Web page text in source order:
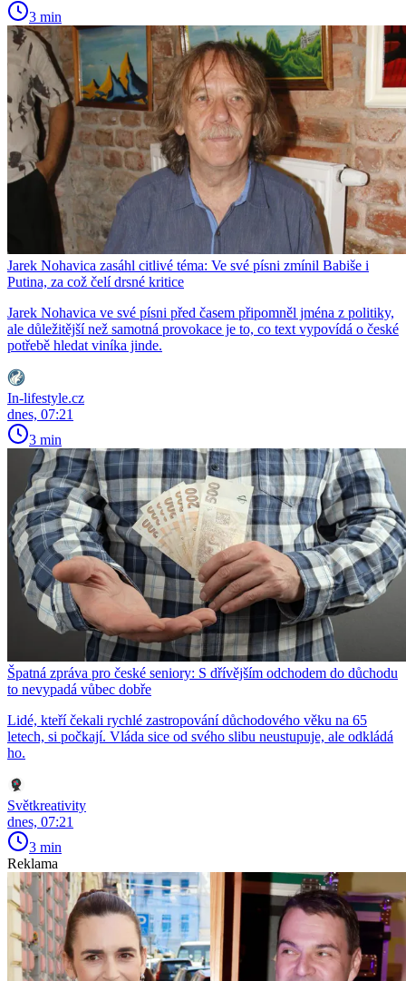
3 min
Jarek Nohavica zasáhl citlivé téma: Ve své písni zmínil Babiše i
Putina, za což čelí drsné kritice
Jarek Nohavica ve své písni před časem připomněl jména z politiky,
ale důležitější než samotná provokace je to, co text vypovídá o české
potřebě hledat viníka jinde.
In-lifestyle.cz
dnes, 07:21
3 min
Špatná zpráva pro české seniory: S dřívějším odchodem do důchodu
to nevypadá vůbec dobře
Lidé, kteří čekali rychlé zastropování důchodového věku na 65
letech, si počkají. Vláda sice od svého slibu neustupuje, ale odkládá
ho.
Světkreativity
dnes, 07:21
3 min
Reklama